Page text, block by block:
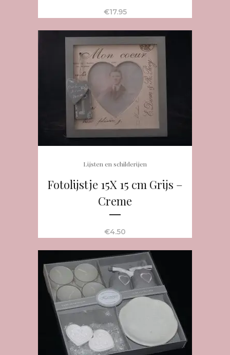
€17.95
Lijsten en schilderijen
Fotolijstje 15X 15 cm Grijs –
Creme
€4.50